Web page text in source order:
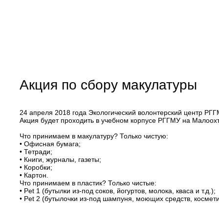
Акция по сбору макулатуры
24 апреля 2018 года Экологический волонтерский центр
Акция будет проходить в учебном корпусе РГГМУ на
Что принимаем в макулатуру? Только чистую:
• Офисная бумага;
• Тетради;
• Книги, журналы, газеты;
• Коробки;
• Картон.
Что принимаем в пластик? Только чистые:
• Pet 1 (бутылки из-под соков, йогуртов, молока, кваса и т.д.);
• Pet 2 (бутылочки из-под шампуня, моющих средств,